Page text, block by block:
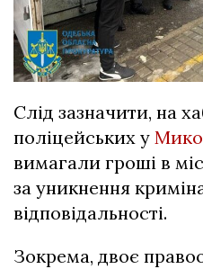
Слід зазначити, на
поліцейських у
вимагали гроші в
за уникнення
відповідальності.
Зокрема, двоє